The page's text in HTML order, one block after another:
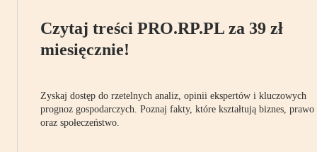
Czytaj treści PRO.RP.PL za 39 zł
miesięcznie!
Zyskaj dostęp do rzetelnych analiz, opinii ekspertów i kluczowych
prognoz gospodarczych. Poznaj fakty, które kształtują biznes, prawo
oraz społeczeństwo.